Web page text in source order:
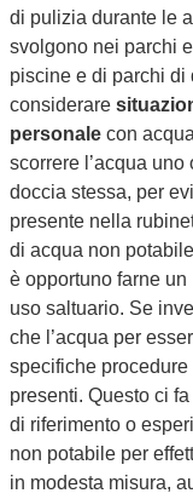
di pulizia durante le
svolgono nei parchi
piscine e di parchi di
considerare
personale con
scorrere l’acqua
doccia stessa, per
presente nella
di acqua non
è opportuno farne
uso saltuario. Se
che l’acqua per
specifiche
presenti. Questo ci
di riferimento o
non potabile per
in modesta misura,